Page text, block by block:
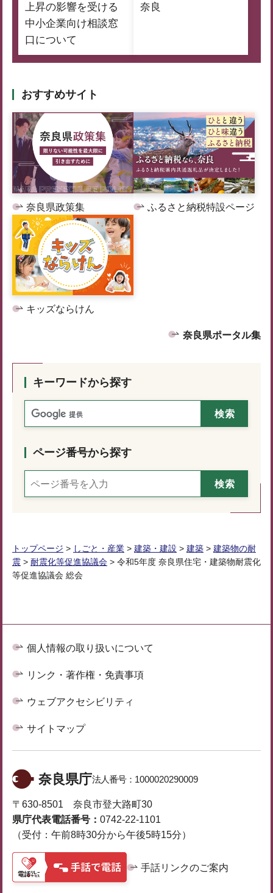
上昇の影響を受ける
中小企業向け相談窓
口について
奈良
おすすめサイト
奈良県政策集 ふるさと納税特設ページ
キッズならけん
奈良県ポータル集
キーワードから探す
ページ番号から探す
トップページ > しごと・産業 > 建築・建設 > 建築 > 建築物の耐
震 > 耐震化等促進協議会 > 令和5年度 奈良県住宅・建築物耐震化
等促進協議会 総会
個人情報の取り扱いについて
リンク・著作権・免責事項
ウェブアクセシビリティ
サイトマップ
奈良県庁法人番号： 1000020290009
〒630-8501 奈良市登大路町30
県庁代表電話番号： 0742-22-1101
（受付：午前8時30分から午後5時15分）
手話リンクのご案内